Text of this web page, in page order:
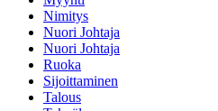
Nimitys
Nuori Johtaja
Nuori Johtaja
Ruoka
Sijoittaminen
Talous